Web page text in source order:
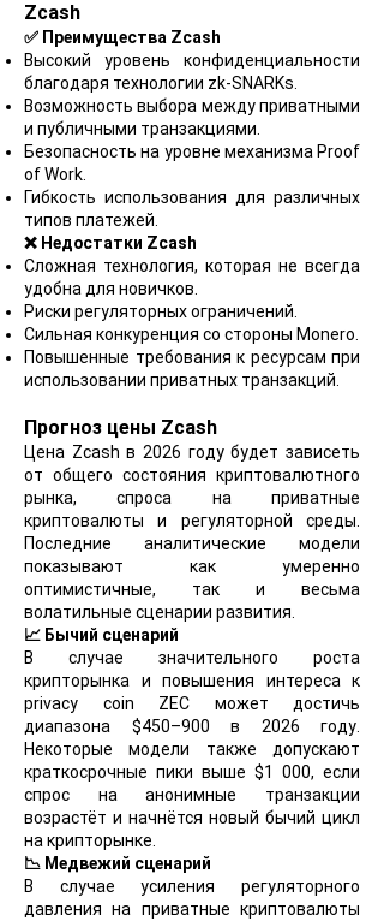
Zcash
✅ Преимущества Zcash
Высокий уровень конфиденциальности
благодаря технологии zk-SNARKs.
Возможность выбора между приватными
и публичными транзакциями.
Безопасность на уровне механизма Proof
of Work.
Гибкость использования для различных
типов платежей.
❌ Недостатки Zcash
Сложная технология, которая не всегда
удобна для новичков.
Риски регуляторных ограничений.
Сильная конкуренция со стороны Monero.
Повышенные требования к ресурсам при
использовании приватных транзакций.
Прогноз цены Zcash
Цена Zcash в 2026 году будет зависеть
от общего состояния криптовалютного
рынка, спроса на приватные
криптовалюты и регуляторной среды.
Последние аналитические модели
показывают как умеренно
оптимистичные, так и весьма
волатильные сценарии развития.
📈 Бычий сценарий
В случае значительного роста
крипторынка и повышения интереса к
privacy coin ZEC может достичь
диапазона $450–900 в 2026 году.
Некоторые модели также допускают
краткосрочные пики выше $1 000, если
спрос на анонимные транзакции
возрастёт и начнётся новый бычий цикл
на крипторынке.
📉 Медвежий сценарий
В случае усиления регуляторного
давления на приватные криптовалюты